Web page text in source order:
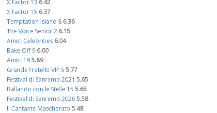
X Factor 13 6.42
X Factor 15 6.37
Temptation Island 8 6.36
The Voice Senior 2 6.15
Amici Celebrities 6.04
Bake Off 9 6.00
Amici 195.89
Grande Fratello VIP 5 5.77
Festival di Sanremo 2021 5.65
Ballando con le Stelle 15 5.65
Festival di Sanremo 20205.58
Il Cantante Mascherato 5.48